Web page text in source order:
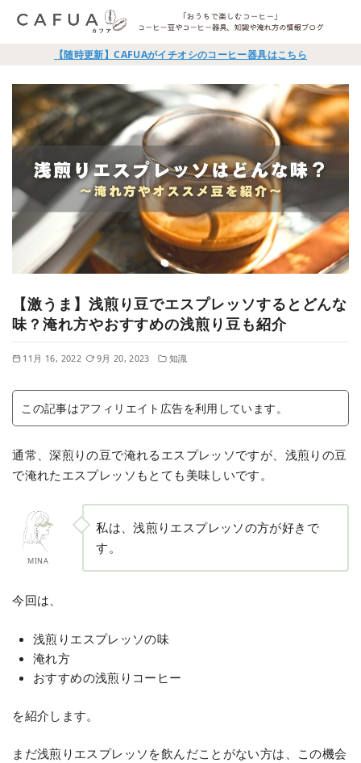
【随時更新】CAFUAがイチオシのコーヒー器具はこちら
【激うま】浅煎り豆でエスプレッソするとどんな
味？淹れ方やおすすめの浅煎り豆も紹介
11月 16, 2022 9月 20, 2023 知識
この記事はアフィリエイト広告を利用しています。
通常、深煎りの豆で淹れるエスプレッソですが、浅煎りの豆
で淹れたエスプレッソもとても美味しいです。
MINA
私は、浅煎りエスプレッソの方が好きで
す。
今回は、
浅煎りエスプレッソの味
淹れ方
おすすめの浅煎りコーヒー
を紹介します。
まだ浅煎りエスプレッソを飲んだことがない方は、この機会